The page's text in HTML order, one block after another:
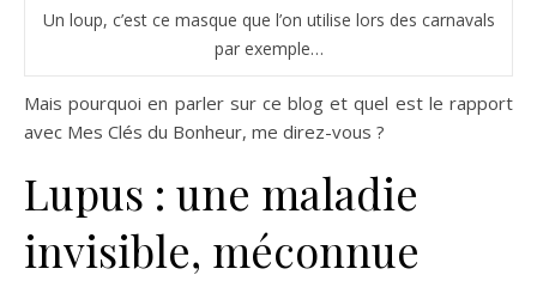
Un loup, c’est ce masque que l’on utilise lors des carnavals
par exemple…
Mais pourquoi en parler sur ce blog et quel est le rapport
avec Mes Clés du Bonheur, me direz-vous ?
Lupus : une maladie
invisible, méconnue